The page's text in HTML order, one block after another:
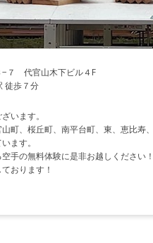
−７ 代官山木下ビル４F
徒歩７分
います。
町、桜丘町、南平台町、東、恵比寿
ます。
手の無料体験に是非お越しください
おります！